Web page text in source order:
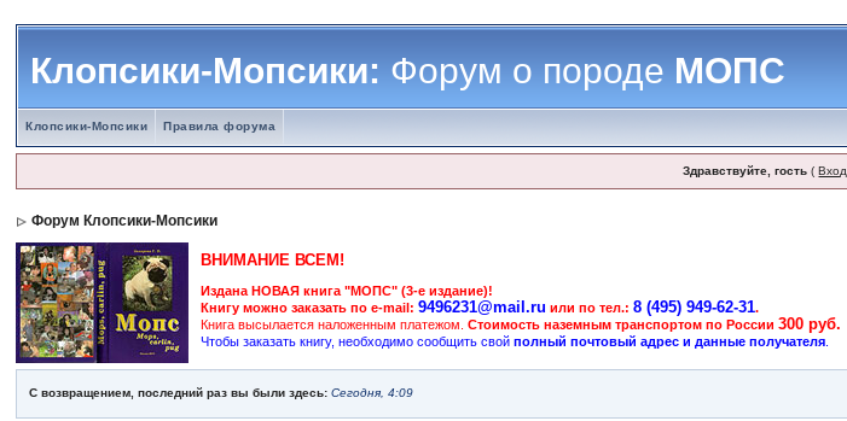
Клопсики-Мопсики:Форум о породеМОПС
Клопсики-Мопсики Правила форума
Здравствуйте, гость (Вход
Форум Клопсики-Мопсики
ВНИМАНИЕ ВСЕМ!
Издана НОВАЯ книга "МОПС" (3-е издание)!
Книгу можно заказать по e-mail:9496231@mail.ru или по тел.:8 (495) 949-62-31.
Книга высылается наложенным платежом.Стоимость наземным транспортом по России300 руб.
Чтобы заказать книгу, необходимо сообщить свойполный почтовый адрес и данные получателя
С возвращением, последний раз вы были здесь:Сегодня, 4:09